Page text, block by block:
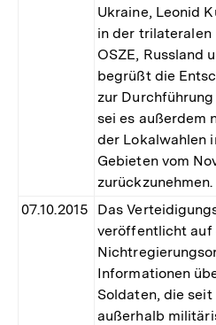
Ukraine, Leonid
in der
OSZE, Russland
begrüßt die
zur
sei es außerdem
der Lokalwahlen
Gebieten vom
zurückzunehmen.
07.10.2015
Das
veröffentlicht auf
Informationen
Soldaten, die seit
außerhalb